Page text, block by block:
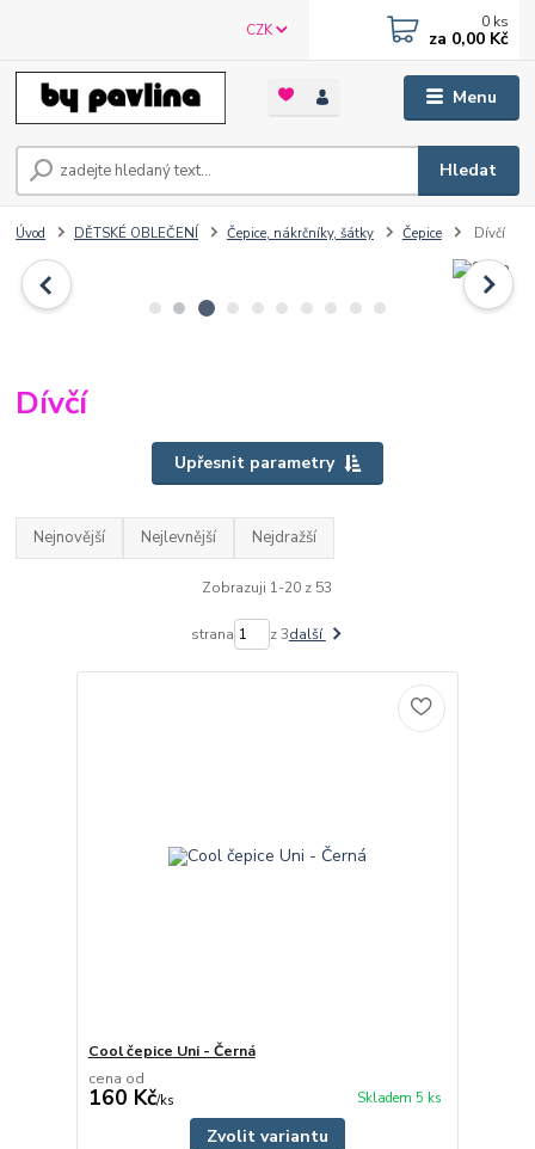
Menu
CZK
Hledat
0 ks
za 0,00 Kč
Úvod DĚTSKÉ OBLEČENÍ Čepice, nákrčníky, šátky Čepice Dívčí
Dívčí
Upřesnit parametry
Nejnovější Nejlevnější Nejdražší
Zobrazuji 1-20 z 53
strana z 3další
Cool čepice Uni - Černá
cena od
160 Kč/ks Skladem 5 ks
Zvolit variantu